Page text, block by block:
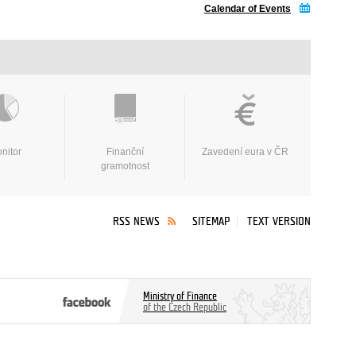
Calendar of Events
Finanční
gramotnost
Zavedení eura v ČR
RSS NEWS SITEMAP TEXT VERSION
Ministry of Finance
of the Czech Republic